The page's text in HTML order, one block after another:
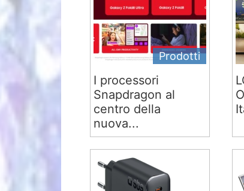
Prodotti
I processori
Snapdragon al
centro della
nuova...